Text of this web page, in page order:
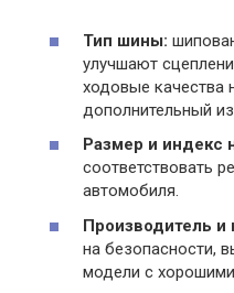
Тип шины:
улучшают
ходовые качества
дополнительный
Размер и индекс
соответствовать
автомобиля.
Производитель и
на безопасности,
модели с